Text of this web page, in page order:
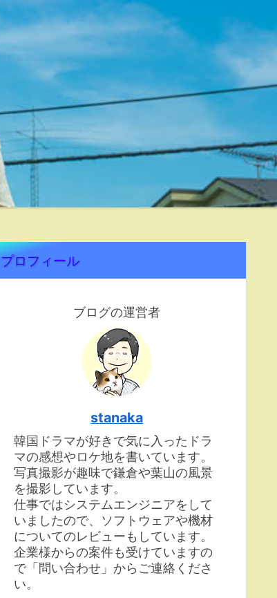
プロフィール
ブログの運営者
stanaka
韓国ドラマが好きで気に入ったドラ
マの感想やロケ地を書いています。
写真撮影が趣味で鎌倉や葉山の風景
を撮影しています。
仕事ではシステムエンジニアをして
いましたので、ソフトウェアや機材
についてのレビューもしています。
企業様からの案件も受けていますの
で「問い合わせ」からご連絡くださ
い。